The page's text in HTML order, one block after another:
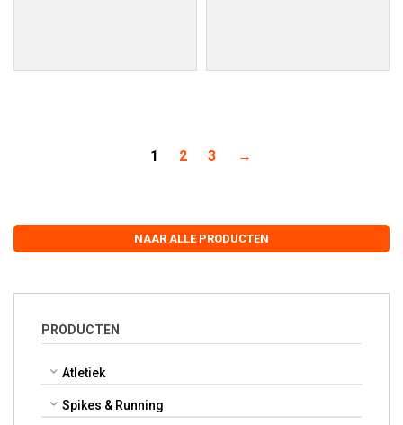
NAAR ALLE PRODUCTEN
PRODUCTEN
Atletiek
Spikes & Running
1 2 3 →